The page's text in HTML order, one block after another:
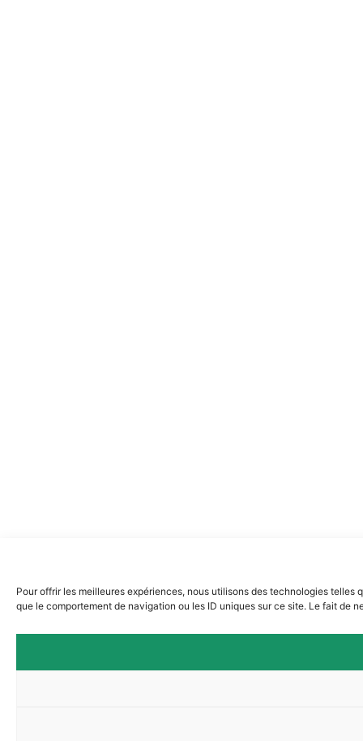
Pour offrir les meilleures expériences, nous utilisons des technologies
que le comportement de navigation ou les ID uniques sur ce site. Le fait de